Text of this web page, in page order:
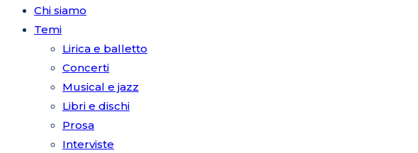
Chi siamo
Temi
Lirica e balletto
Concerti
Musical e jazz
Libri e dischi
Prosa
Interviste